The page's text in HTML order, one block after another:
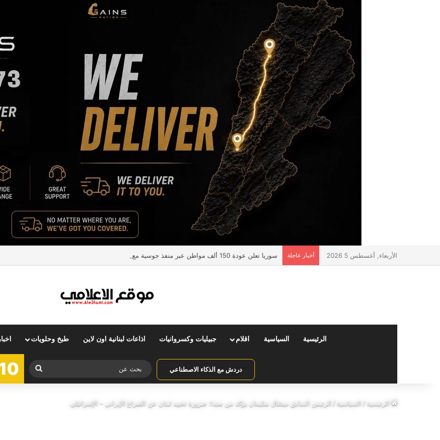
الأربعاء, أغسطس 5 2026 أخبار عاجلة سوريا تعلن عودة 150 ألف مواطن عبر منفذ جوسية مع لبنان
الرئيسية السياسية اقلام جبيليات وكسروانيات اذاعات لبنانية اون لاين طبخ وحلويات
دردش مع الذكاء الاصطناعي
عن
الرئيسية/ السياسية/ الرئيس السابق ميشال سليمان يؤكد من بعبدا: ضرورة تحييد لبنان عن الصراع الإيراني – الإسرائيلي